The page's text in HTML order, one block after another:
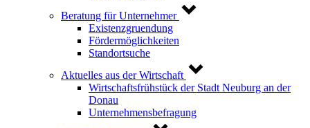
Beratung für Unternehmer
Existenzgruendung
Fördermöglichkeiten
Standortsuche
Aktuelles aus der Wirtschaft
Wirtschaftsfrühstück der Stadt Neuburg an der
Donau
Unternehmensbefragung